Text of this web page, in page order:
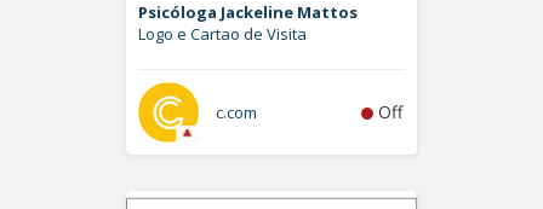
Psicóloga Jackeline Mattos
Logo e Cartao de Visita
c.com Off